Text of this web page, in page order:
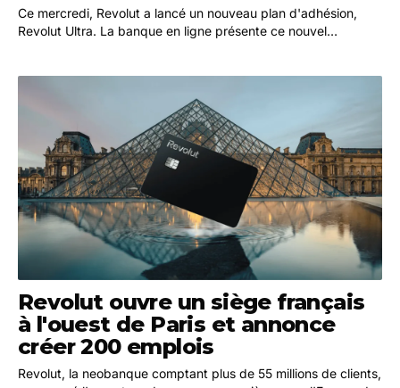
Ce mercredi, Revolut a lancé un nouveau plan d'adhésion,
Revolut Ultra. La banque en ligne présente ce nouvel
Revolut ouvre un siège français
à l'ouest de Paris et annonce
créer 200 emplois
Revolut, la neobanque comptant plus de 55 millions de clients,